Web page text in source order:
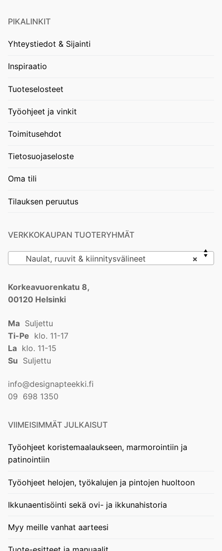
PIKALINKIT
Yhteystiedot & Sijainti
Inspiraatio
Tuoteselosteet
Työohjeet ja vinkit
Toimitusehdot
Tietosuojaseloste
Oma tili
Tilauksen peruutus
VERKKOKAUPAN TUOTERYHMÄT
×
Naulat, ruuvit & kiinnitysvälineet
Korkeavuorenkatu 8,
00120 Helsinki
Ma Suljettu
Ti-Pe klo. 11-17
La klo. 11-15
Su Suljettu
info@designapteekki.fi
09 698 1350
VIIMEISIMMÄT JULKAISUT
Työohjeet koristemaalaukseen, marmorointiin ja
patinointiin
Työohjeet helojen, työkalujen ja pintojen huoltoon
Ikkunaentisöinti sekä ovi- ja ikkunahistoria
Myy meille vanhat aarteesi